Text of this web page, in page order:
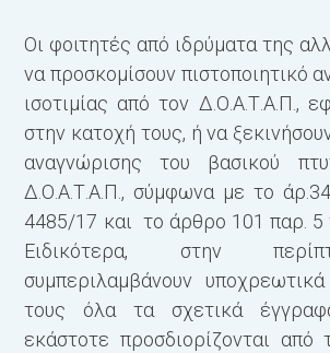
Οι φοιτητές από ιδρύματα της
να προσκομίσουν πιστοποιητικό
ισοτιμίας από τον Δ.Ο.Α.Τ.Α.Π.,
στην κατοχή τους, ή να
αναγνώρισης του βασικού
Δ.Ο.Α.Τ.Α.Π., σύμφωνα με το
4485/17 και το άρθρο 101 παρ. 5
Ειδικότερα, στην
συμπεριλαμβάνουν
τους όλα τα σχετικά
εκάστοτε προσδιορίζονται από